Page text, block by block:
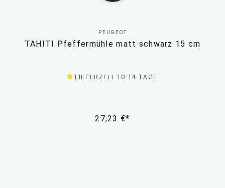
PEUGEOT
TAHITI Pfeffermühle matt schwarz 15 cm
LIEFERZEIT 10-14 TAGE
27,23 €*